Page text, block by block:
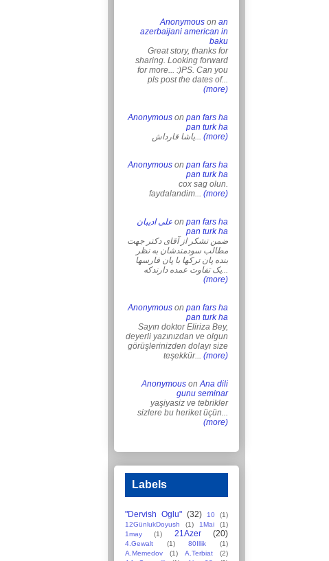
Anonymous on an
azerbaijani american in
baku
Great story, thanks for
sharing. Looking forward
for more... :)PS. Can you
pls post the dates of...
(more)
Anonymous on pan fars ha
pan turk ha
یاشا قارداش... (more)
Anonymous on pan fars ha
pan turk ha
cox sag olun.
faydalandim... (more)
علی ادیبان on pan fars ha
pan turk ha
ضمن تشکر از آقای دکتر جهت
مطالب سودمندشان به نظر
بنده پان ترکها با پان فارسها
یک تفاوت عمده دارندکه...
(more)
Anonymous on pan fars ha
pan turk ha
Sayın doktor Eliriza Bey,
deyerli yazınızdan ve olgun
görüşlerinizden dolayı size
teşekkür... (more)
Anonymous onAna dili
gunu seminar
yaşiyasiz ve tebrikler
sizlere bu heriket üçün...
(more)
Labels
"Dervish Oglu" (32) 10
(1)
12GünlukDoyush
(1) 1Mai
(1)
1may
(1) 21Azer (20)
4.Gewalt (1) 80Illik
(1)
A.Memedov
(1) A.Terbiat
(2)